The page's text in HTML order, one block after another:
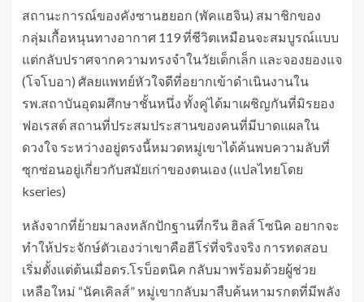
สถานะการณ์ของคังซานฮยอก (พัคแฮจิน) สมาชิกของ
กลุ่มเกื้อหนุนทางอากาศ 119 ที่ชีวิตเหมือนจะสมบูรณ์แบบ
แต่กลับปราศจากความทรงจำในวัยเด็กเล็ก และจองยองแจ
(โจโบอา) ศัลยแพทย์หัวใจดีที่อยากเข้าดำเนินงานใน
รพ.สถาบันอุดมศึกษาชั้นหนึ่ง ทั้งคู่ได้มาเผชิญกันที่มิรยอง
ฟอเรสต์ สถานที่ประสมประสานของคนที่มีบาดแผลใน
ดวงใจ ระหว่างอยู่ตรงนี้หมวดหมู่เขาได้ค้นพบความลับที่
ซุกซ่อนอยู่เกี่ยวกับสมัยเก่าของตนเอง (แปลไทยโดย
kseries)
หลังจากที่ย้ายมาลงหลักปักฐานที่กรีน ฮิลส์ โซนิค อยากจะ
ทำให้ประจักษ์ตัวเองว่าเขาคือฮีโร่ที่จริงจริง การทดสอบ
เริ่มตั้งแต่ต้นเมื่อดร.โรบ็อตนิค กลับมาพร้อมด้วยผู้ช่วย
เหลือใหม่ “นัคเคิลส์” หมู่เขากลับมาสืบค้นหามรกตที่มีพลัง